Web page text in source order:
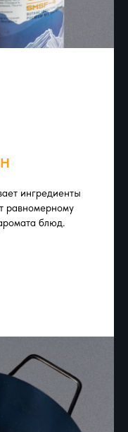
ингредиенты
равномерному
блюд.